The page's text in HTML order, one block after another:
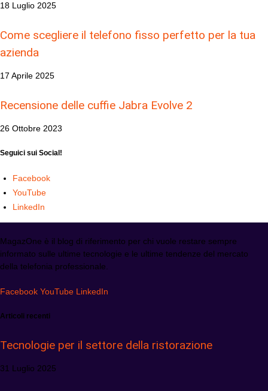
18 Luglio 2025
Come scegliere il telefono fisso perfetto per la tua
azienda
17 Aprile 2025
Recensione delle cuffie Jabra Evolve 2
26 Ottobre 2023
Seguici sui Social!
Facebook
YouTube
LinkedIn
MagazOne è il blog di riferimento per chi vuole restare sempre
informato sulle ultime tecnologie e le ultime tendenze del mercato
della telefonia professionale.
Facebook YouTube LinkedIn
Articoli recenti
Tecnologie per il settore della ristorazione
31 Luglio 2025